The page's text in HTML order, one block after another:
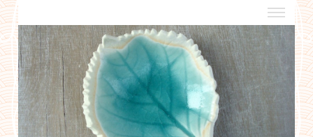
a propos
boutiques de créateurs
contact